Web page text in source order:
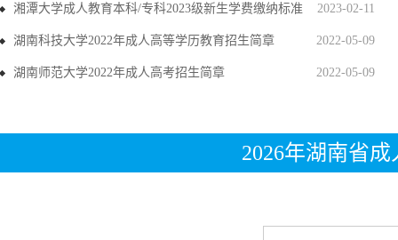
2023-02-11
湘潭大学成人教育本科/专科2023级新生学费缴纳标准
2022-05-09
湖南科技大学2022年成人高等学历教育招生简章
2022-05-09
湖南师范大学2022年成人高考招生简章
2026年湖南省